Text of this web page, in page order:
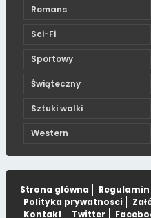
Romans
Sci-Fi
Sportowy
Świąteczny
Sztuki walki
Western
Strona główna Regulamin
Polityka prywatnosci
Kontakt
Twitter